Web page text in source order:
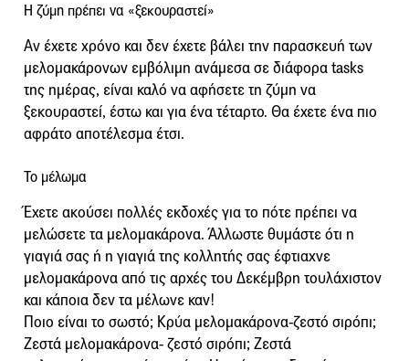
Η ζύμη πρέπει να «ξεκουραστεί»
Αν έχετε χρόνο και δεν έχετε βάλει την παρασκευή των
μελομακάρονων εμβόλιμη ανάμεσα σε διάφορα tasks
της ημέρας, είναι καλό να αφήσετε τη ζύμη να
ξεκουραστεί, έστω και για ένα τέταρτο. Θα έχετε ένα πιο
αφράτο αποτέλεσμα έτσι.
Το μέλωμα
Έχετε ακούσει πολλές εκδοχές για το πότε πρέπει να
μελώσετε τα μελομακάρονα. Άλλωστε θυμάστε ότι η
γιαγιά σας ή η γιαγιά της κολλητής σας έφτιαχνε
μελομακάρονα από τις αρχές του Δεκέμβρη τουλάχιστον
και κάποια δεν τα μέλωνε καν!
Ποιο είναι το σωστό; Κρύα μελομακάρονα-ζεστό σιρόπι;
Ζεστά μελομακάρονα- ζεστό σιρόπι; Ζεστά